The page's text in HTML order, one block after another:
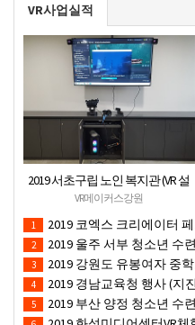
VR사업실적
2019 서초구립 노인 복지관 (VR 설
치) - VR 구축 판매
VR메이커스강원
1 2019 코엑스 크리에이터 페스티벌 VR
2 2019 울주 서부 청소년 수
3 2019 강원도 유봉여자 중학교(학교 축제
4 2019 경남교육청 행사 (지진 화재
5 2019 부산 양정 청소년 수